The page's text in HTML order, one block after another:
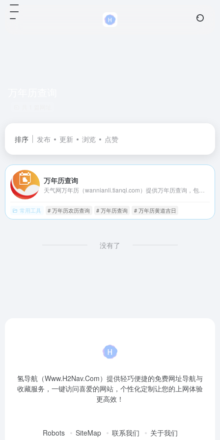
排序 发布 更新 浏览 点赞
万年历查询
常用工具 # 万年历农历查询 # 万年历查询 # 万年历黄道吉日
没有了
氢导航（Www.H2Nav.Com）提供轻巧便捷的免费网址导航与
收藏服务，一键访问喜爱的网站，个性化定制让您的上网体验
更高效！
Robots SiteMap 联系我们 关于我们